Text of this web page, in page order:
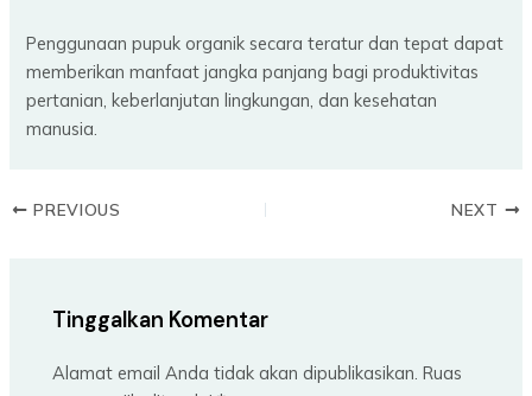
Penggunaan pupuk organik secara teratur dan tepat dapat
memberikan manfaat jangka panjang bagi produktivitas
pertanian, keberlanjutan lingkungan, dan kesehatan
manusia.
PREVIOUS NEXT
Tinggalkan Komentar
Alamat email Anda tidak akan dipublikasikan. Ruas